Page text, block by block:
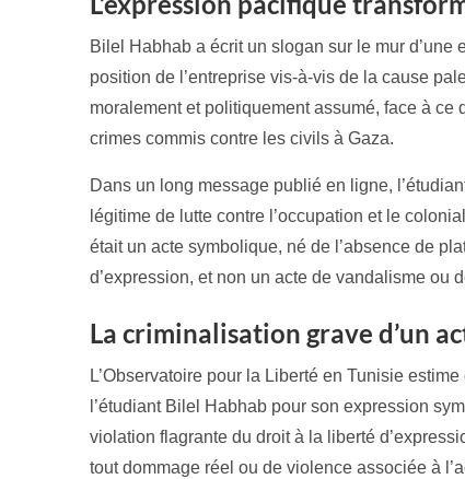
Bilel Habhab a écrit un slogan sur le mur
position de l’entreprise vis-à-vis de la cause
moralement et politiquement assumé, face à
crimes commis contre les civils à Gaza.
Dans un long message publié en ligne,
légitime de lutte contre l’occupation et le
était un acte symbolique, né de l’absence de
d’expression, et non un acte de vandalisme ou
La criminalisation grave d’un
L’Observatoire pour la Liberté en Tunisie
l’étudiant Bilel Habhab pour son expression
violation flagrante du droit à la liberté
tout dommage réel ou de violence associée à